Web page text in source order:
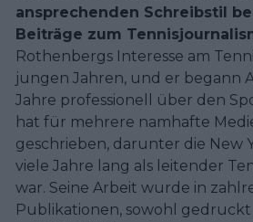
ansprechenden Schreibstil
Beiträge zum
Rothenbergs Interesse am
jungen Jahren, und er begann
Jahre professionell über den
hat für mehrere namhafte
geschrieben, darunter die New
viele Jahre lang als leitender
war. Seine Arbeit wurde in
Publikationen, sowohl gedruckt